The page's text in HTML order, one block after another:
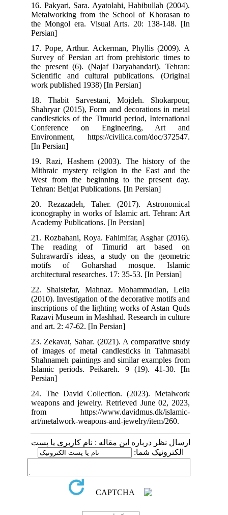
16. Pakyari, Sara. Ayatolahi, Habibullah (2004).
Metalworking from the School of Khorasan to
the Mongol era. Visual Arts. 20: 138-148. [In
17. Pope, Arthur. Ackerman, Phyllis (2009). A
Survey of Persian art from prehistoric times to
the present (6). (Najaf Daryabandari). Tehran:
Scientific and cultural publications. (Original
work published 1938) [In Persian]
18. Thabit Sarvestani, Mojdeh. Shokarpour,
Shahryar (2015), Form and decorations in metal
candlesticks of the Timurid period, International
Conference on Engineering, Art and
Environment, https://civilica.com/doc/372547.
[In Persian]
19. Razi, Hashem (2003). The history of the
Mithraic mystery religion in the East and the
West from the beginning to the present day.
Tehran: Behjat Publications. [In Persian]
20. Rezazadeh, Taher. (2017). Astronomical
iconography in works of Islamic art. Tehran: Art
Academy Publications. [In Persian]
21. Rozbahani, Roya. Fahimifar, Asghar (2016).
The reading of Timurid art based on
Suhrawardi's ideas, a study on the geometric
motifs of Goharshad mosque. Islamic
architectural researches. 17: 35-53. [In Persian]
22. Shaistefar, Mahnaz. Mohammadian, Leila
(2010). Investigation of the decorative motifs and
inscriptions of the lighting works of Astan Quds
Razavi Museum in Mashhad. Research in culture
and art. 2: 47-62. [In Persian]
23. Zekavat, Sahar. (2021). A comparative study
of images of metal candlesticks in Tahmasabi
Shahnameh paintings and similar examples from
Islamic periods. Peikareh. 9 (19). 41-30. [In
24. The David Collection. (2023). Metalwork
weapons and jewelry. Retrieved June 02, 2023,
from https://www.davidmus.dk/islamic-
art/metalwork-weapons-and-jewelry/item/260.
ارسال نظر درباره این مقاله : نام کاربری یا پست
الکترونیک شما: